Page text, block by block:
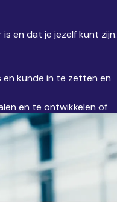
en dat je jezelf kunt zijn.
kunde in te zetten en
en te ontwikkelen of